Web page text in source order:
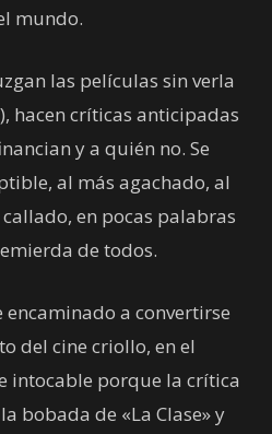
mundo.
las películas sin verla
), hacen críticas anticipadas
y a quién no. Se
al más agachado, al
en pocas palabras
de todos.
encaminado a convertirse
del cine criollo, en el
intocable porque la crítica
bobada de «La Clase» y